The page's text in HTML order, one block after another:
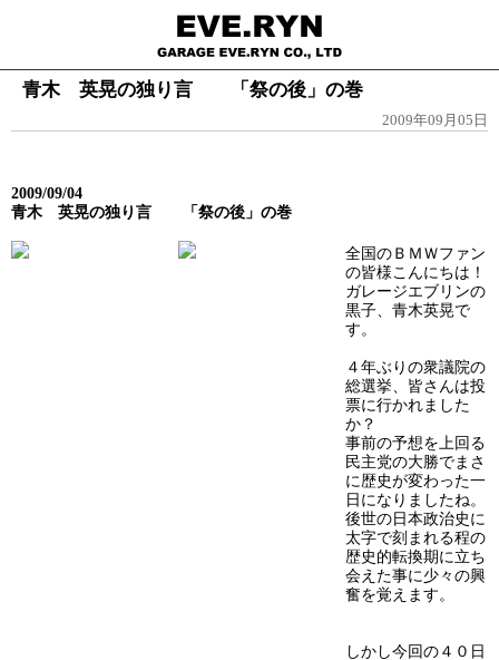
青木 英晃の独り言 「祭の後」の巻
2009年09月05日
2009/09/04
青木 英晃の独り言 「祭の後」の巻
全国のＢＭＷファン
の皆様こんにちは！
ガレージエブリンの
黒子、青木英晃で
す。
４年ぶりの衆議院の
総選挙、皆さんは投
票に行かれました
か？
事前の予想を上回る
民主党の大勝でまさ
に歴史が変わった一
日になりましたね。
後世の日本政治史に
太字で刻まれる程の
歴史的転換期に立ち
会えた事に少々の興
奮を覚えます。
しかし今回の４０日